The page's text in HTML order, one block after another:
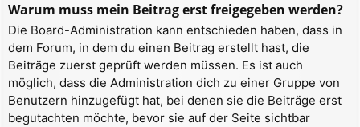
Warum muss mein Beitrag erst freigegeben werden?
Die Board-Administration kann entschieden haben, dass in
dem Forum, in dem du einen Beitrag erstellt hast, die
Beiträge zuerst geprüft werden müssen. Es ist auch
möglich, dass die Administration dich zu einer Gruppe von
Benutzern hinzugefügt hat, bei denen sie die Beiträge erst
begutachten möchte, bevor sie auf der Seite sichtbar